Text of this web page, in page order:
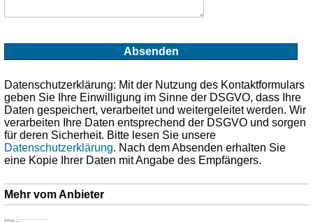
Datenschutzerklärung: Mit der Nutzung des Kontaktformulars
geben Sie Ihre Einwilligung im Sinne der DSGVO, dass Ihre
Daten gespeichert, verarbeitet und weitergeleitet werden. Wir
verarbeiten Ihre Daten entsprechend der DSGVO und sorgen
für deren Sicherheit. Bitte lesen Sie unsere
Datenschutzerklärung. Nach dem Absenden erhalten Sie
eine Kopie Ihrer Daten mit Angabe des Empfängers.
Mehr vom Anbieter